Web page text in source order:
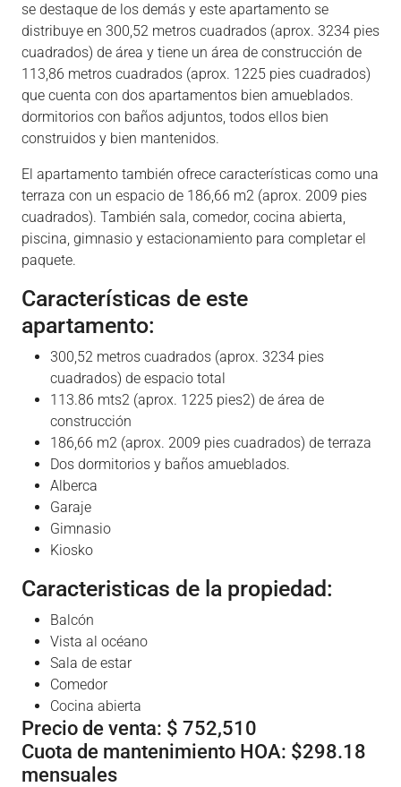
se destaque de los demás y este apartamento se
distribuye en 300,52 metros cuadrados (aprox. 3234 pies
cuadrados) de área y tiene un área de construcción de
113,86 metros cuadrados (aprox. 1225 pies cuadrados)
que cuenta con dos apartamentos bien amueblados.
dormitorios con baños adjuntos, todos ellos bien
construidos y bien mantenidos.
El apartamento también ofrece características como una
terraza con un espacio de 186,66 m2 (aprox. 2009 pies
cuadrados). También sala, comedor, cocina abierta,
piscina, gimnasio y estacionamiento para completar el
paquete.
Características de este
apartamento:
300,52 metros cuadrados (aprox. 3234 pies
cuadrados) de espacio total
113.86 mts2 (aprox. 1225 pies2) de área de
construcción
186,66 m2 (aprox. 2009 pies cuadrados) de terraza
Dos dormitorios y baños amueblados.
Alberca
Garaje
Gimnasio
Kiosko
Caracteristicas de la propiedad:
Balcón
Vista al océano
Sala de estar
Comedor
Cocina abierta
Precio de venta: $ 752,510
Cuota de mantenimiento HOA: $298.18
mensuales